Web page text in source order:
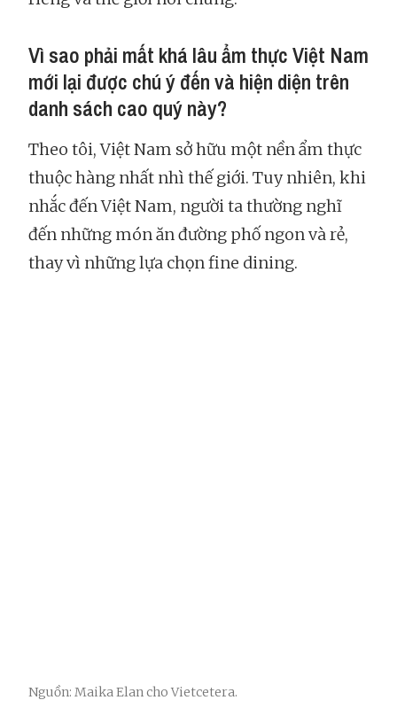
Vì sao phải mất khá lâu ẩm thực Việt Nam
mới lại được chú ý đến và hiện diện trên
danh sách cao quý này?
Theo tôi, Việt Nam sở hữu một nền ẩm thực
thuộc hàng nhất nhì thế giới. Tuy nhiên, khi
nhắc đến Việt Nam, người ta thường nghĩ
đến những món ăn đường phố ngon và rẻ,
thay vì những lựa chọn fine dining.
Nguồn: Maika Elan cho Vietcetera.